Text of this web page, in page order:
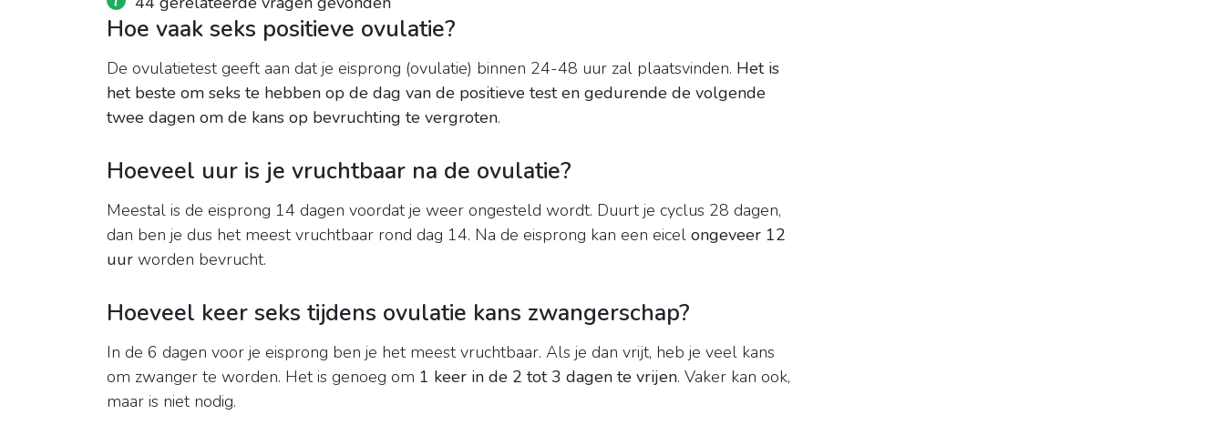
Hoe vaak seks positieve ovulatie?
De ovulatietest geeft aan dat je eisprong (ovulatie) binnen 24-48 uur zal plaatsvinden. Het is
het beste om seks te hebben op de dag van de positieve test en gedurende de volgende
twee dagen om de kans op bevruchting te vergroten.
Hoeveel uur is je vruchtbaar na de ovulatie?
Meestal is de eisprong 14 dagen voordat je weer ongesteld wordt. Duurt je cyclus 28 dagen,
dan ben je dus het meest vruchtbaar rond dag 14. Na de eisprong kan een eicel ongeveer 12
uur worden bevrucht.
Hoeveel keer seks tijdens ovulatie kans zwangerschap?
In de 6 dagen voor je eisprong ben je het meest vruchtbaar. Als je dan vrijt, heb je veel kans
om zwanger te worden. Het is genoeg om 1 keer in de 2 tot 3 dagen te vrijen. Vaker kan ook,
maar is niet nodig.